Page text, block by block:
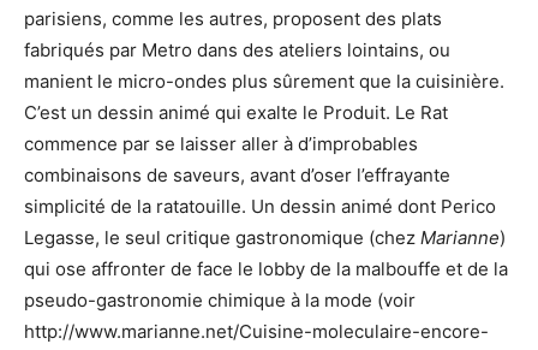
parisiens, comme les autres, proposent des plats
fabriqués par Metro dans des ateliers lointains, ou
manient le micro-ondes plus sûrement que la cuisinière.
C’est un dessin animé qui exalte le Produit. Le Rat
commence par se laisser aller à d’improbables
combinaisons de saveurs, avant d’oser l’effrayante
simplicité de la ratatouille. Un dessin animé dont Perico
Legasse, le seul critique gastronomique (chez Marianne)
qui ose affronter de face le lobby de la malbouffe et de la
pseudo-gastronomie chimique à la mode (voir
http://www.marianne.net/Cuisine-moleculaire-encore-